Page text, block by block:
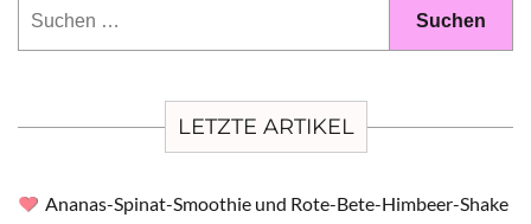
LETZTE ARTIKEL
Ananas-Spinat-Smoothie und Rote-Bete-Himbeer-Shake